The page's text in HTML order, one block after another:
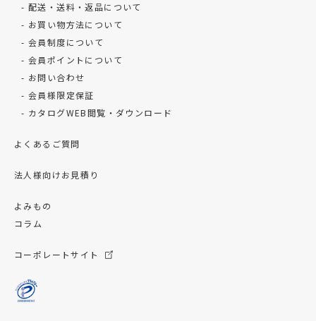
配送・送料・返品について
お買い物方法について
会員制度について
会員ポイントについて
お問い合わせ
会員様限定保証
カタログWEB閲覧・ダウンロード
よくあるご質問
法人様向けお見積り
よみもの
コラム
コーポレートサイト